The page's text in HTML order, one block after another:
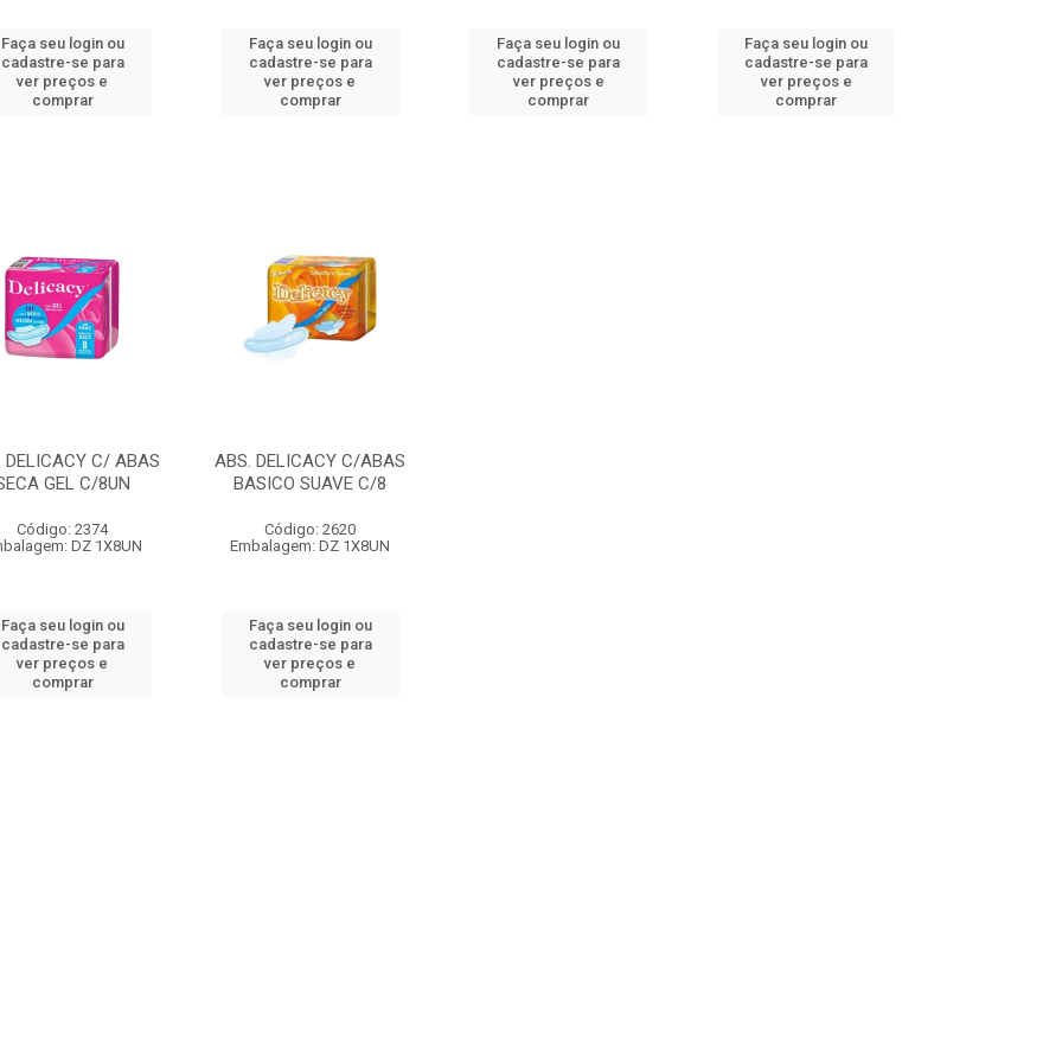
Faça seu login ou
cadastre-se para
ver preços e
comprar
Faça seu login ou
cadastre-se para
ver preços e
comprar
Faça seu login ou
cadastre-se para
ver preços e
comprar
Faça seu login ou
cadastre-se para
ver preços e
comprar
DELICACY C/ ABAS
GEL C/8UN
Código: 2374
DZ 1X8UN
Faça seu login ou
cadastre-se para
ver preços e
comprar
ABS. DELICACY C/ABAS
BASICO SUAVE C/8
Código: 2620
Embalagem: DZ 1X8UN
Faça seu login ou
cadastre-se para
ver preços e
comprar